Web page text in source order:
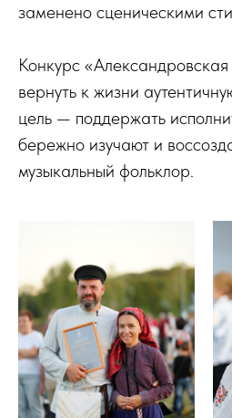
заменено сценическими
Конкурс «Александровская
вернуть к жизни
цель — поддержать
бережно изучают и
музыкальный фольклор.